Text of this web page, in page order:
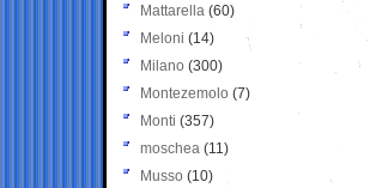
Mattarella (60)
Meloni (14)
Milano (300)
Montezemolo (7)
Monti (357)
moschea (11)
Musso (10)